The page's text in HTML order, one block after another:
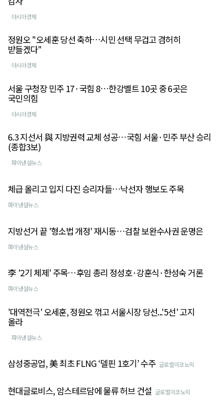
아시아경제
정원오 "오세훈 당선 축하…시민 선택 무겁고 겸허히
받들겠다"
아시아경제
서울 구청장 민주 17·국힘 8…한강벨트 10곳 중 6곳은
국민의힘
아시아경제
6.3 지선서 與 지방권력 교체 성공…국힘 서울·민주 부산 승리
(종합3보)
파이낸셜뉴스
체급 올리고 입지 다진 승리자들…낙선자 행보도 주목
파이낸셜뉴스
지방선거 끝 '형소법 개정' 재시동…검찰 보완수사권 운명은
파이낸셜뉴스
李 '2기 체제' 주목…후임 총리 정성호·강훈식·한성숙 거론
파이낸셜뉴스
'대역전극' 오세훈, 정원오 꺾고 서울시장 당선...'5선' 고지
올라
파이낸셜뉴스
삼성중공업, 美 최초 FLNG ‘델핀 1호기’ 수주 글로벌이코노믹
현대글로비스, 암스테르담에 물류 허브 건설 글로벌이코노믹